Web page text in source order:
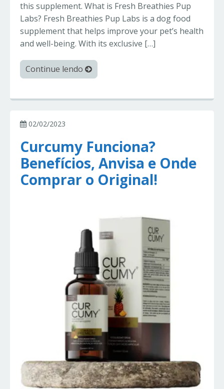
this supplement. What is Fresh Breathies Pup
Labs? Fresh Breathies Pup Labs is a dog food
supplement that helps improve your pet’s health
and well-being. With its exclusive […]
Continue lendo
02/02/2023
Curcumy Funciona?
Benefícios, Anvisa e Onde
Comprar o Original!